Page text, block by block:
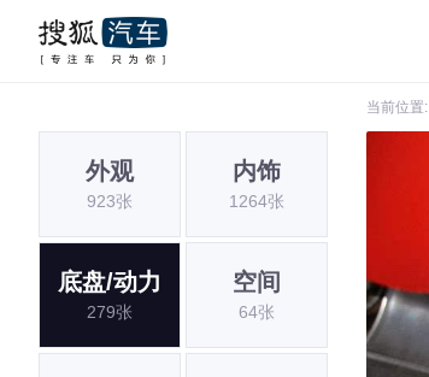
当前位置:
外观
923张
内饰
1264张
底盘/动力
279张
空间
64张